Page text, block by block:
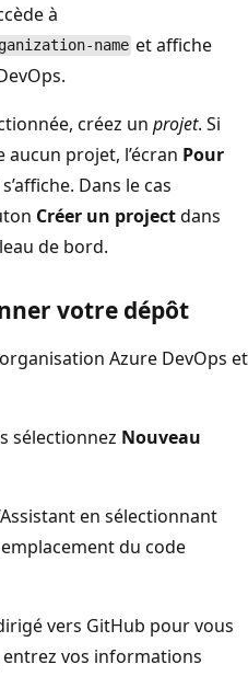
à
name et affiche
créez un projet. Si
projet, l’écran Pour
s’affiche. Dans le cas
Créer un projectdans
de bord.
votre dépôt
Azure DevOps et
sélectionnez Nouveau
en sélectionnant
du code
vers GitHub pour vous
entrez vos informations